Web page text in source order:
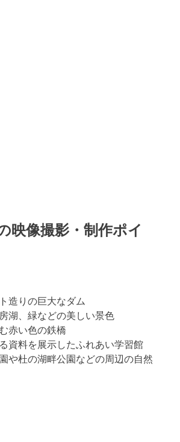
映像撮影・制作ポイ
造りの巨大なダム
湖、緑などの美しい景色
赤い色の鉄橋
資料を展示したふれあい学習館
や杜の湖畔公園などの周辺の自然